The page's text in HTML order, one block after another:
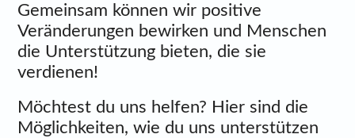
Gemeinsam können wir positive
Veränderungen bewirken und Menschen
die Unterstützung bieten, die sie
verdienen!
Möchtest du uns helfen? Hier sind die
Möglichkeiten, wie du uns unterstützen